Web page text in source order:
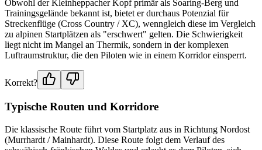
Obwohl der Kleinheppacher Kopf primär als Soaring-Berg und
Trainingsgelände bekannt ist, bietet er durchaus Potenzial für
Streckenflüge (Cross Country / XC), wenngleich diese im Vergleich
zu alpinen Startplätzen als "erschwert" gelten. Die Schwierigkeit
liegt nicht im Mangel an Thermik, sondern in der komplexen
Luftraumstruktur, die den Piloten wie in einem Korridor einsperrt.
Korrekt?
Typische Routen und Korridore
Die klassische Route führt vom Startplatz aus in Richtung Nordost
(Murrhardt / Mainhardt). Diese Route folgt dem Verlauf des